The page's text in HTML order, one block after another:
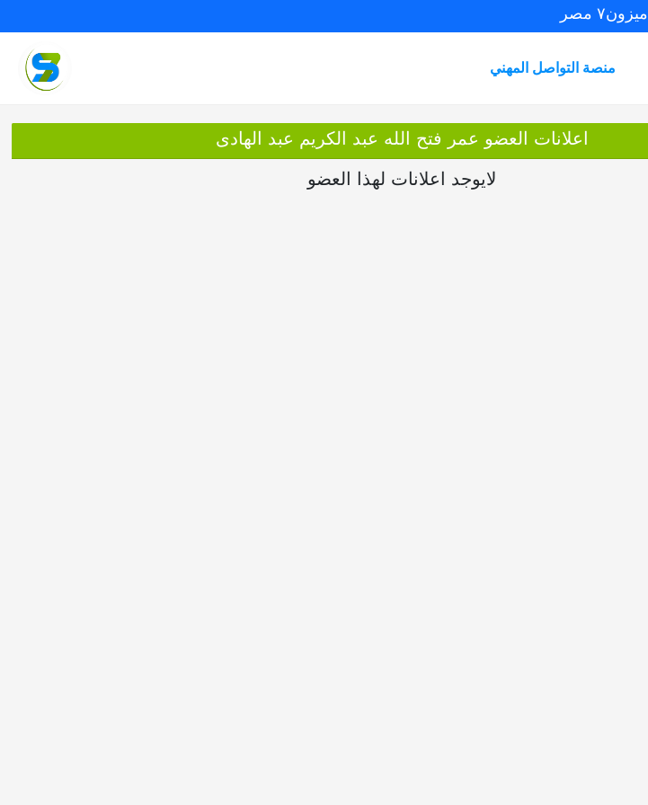
ميزون٧ مصر
منصة التواصل المهني
اعلانات العضو عمر فتح الله عبد الكريم عبد الهادى
لايوجد اعلانات لهذا العضو